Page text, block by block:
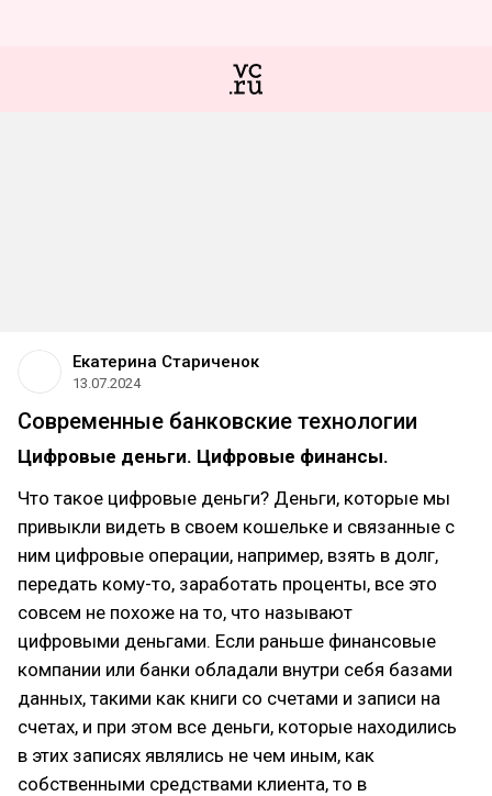
Екатерина Стариченок
13.07.2024
Современные банковские технологии
Цифровые деньги. Цифровые финансы.
Что такое цифровые деньги? Деньги, которые мы
привыкли видеть в своем кошельке и связанные с
ним цифровые операции, например, взять в долг,
передать кому-то, заработать проценты, все это
совсем не похоже на то, что называют
цифровыми деньгами. Если раньше финансовые
компании или банки обладали внутри себя базами
данных, такими как книги со счетами и записи на
счетах, и при этом все деньги, которые находились
в этих записях являлись не чем иным, как
собственными средствами клиента, то в